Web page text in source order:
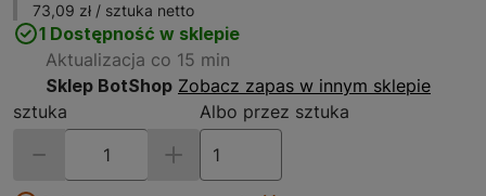
73,09 zł / sztuka netto
1 Dostępność w sklepie
Aktualizacja co 15 min
Sklep BotShop Zobacz zapas w innym sklepie
sztuka
Albo przez sztuka